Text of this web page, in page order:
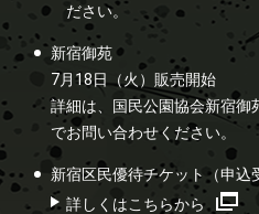
ださい。
新宿御苑
7月18日（火）販売開始
詳細は、国民公園協会新宿
でお問い合わせください。
新宿区民優待チケット（申込
詳しくはこちらから